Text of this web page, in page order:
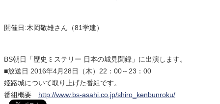
開催日:木岡敬雄さん（81学建）
BS朝日「歴史ミステリー 日本の城見聞録」に出演します。
■放送日 2016年4月28日（木）22：00～23：00
姫路城について取り上げた番組です。
番組概要 http://www.bs-asahi.co.jp/shiro_kenbunroku/